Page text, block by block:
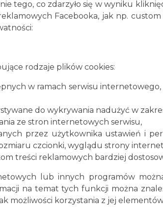
tego, co zdarzyło się w wyniku
Facebooka, jak np.
rodzaje plików cookies:
w ramach serwisu
do wykrywania nadużyć w
ze stron internetowych serwisu,
przez użytkownika ustawień i
czcionki, wyglądu strony
treści reklamowych bardziej
lub innych programów
na temat tych funkcji można
możliwości korzystania z jej